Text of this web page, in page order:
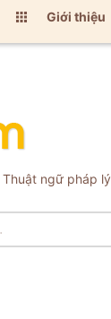
 Giới thiệu
Thuật ngữ pháp lý